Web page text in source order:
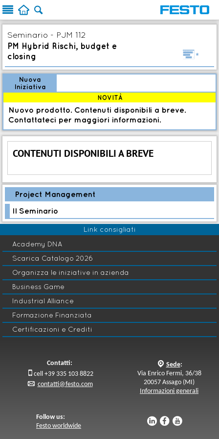
  
CONTENUTI DISPONIBILI A BREVE
Nuova
Iniziativa
NOVITÀ
Nuovo prodotto. Contenuti disponibili a breve.
Contattateci per maggiori informazioni.
Seminario - PJM 112
PM Hybrid Rischi, budget e
closing
l
Project Management
Il Seminario
Link consigliati
Academy DNA
Scarica Catalogo 2026
Organizza le iniziative in azienda
Business Game
Industrial Alliance
Formazione Finanziata
Certificazioni e Crediti
Contatti:
 cell +39 335 103 8822
p contatti@festo.com
q Sede:
Via Enrico Fermi, 36/38
20057 Assago (MI)
Informazioni generali
Follow us: u s v
Festo worldwide